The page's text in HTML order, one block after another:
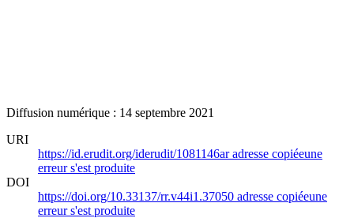
Diffusion numérique : 14 septembre 2021
URI
https://id.erudit.org/iderudit/1081146aradresse copiéeune
erreur s'est produite
DOI
https://doi.org/10.33137/rr.v44i1.37050 adresse copiéeune
erreur s'est produite